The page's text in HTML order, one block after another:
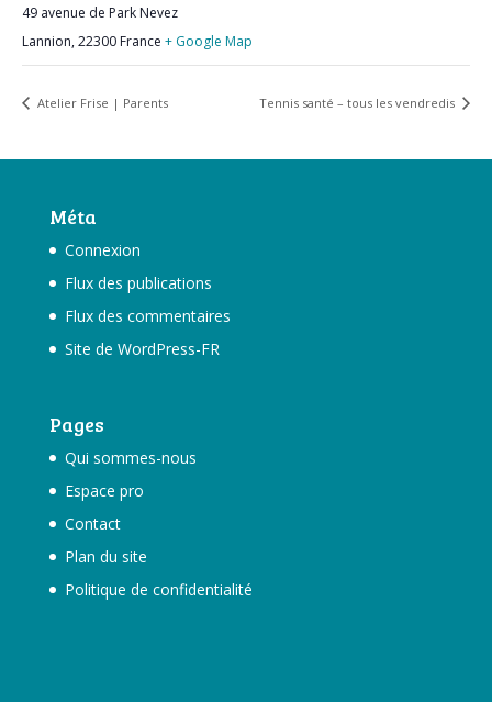
49 avenue de Park Nevez
Lannion,22300 France + Google Map
Atelier Frise | Parents Tennis santé – tous les vendredis
Méta
Connexion
Flux des publications
Flux des commentaires
Site de WordPress-FR
Pages
Qui sommes-nous
Espace pro
Contact
Plan du site
Politique de confidentialité